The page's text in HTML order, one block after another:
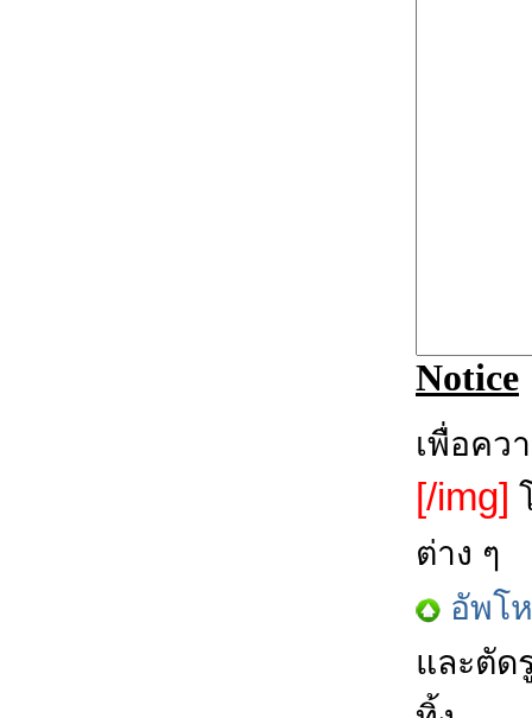
Notice
เพื่อคว
[/img]
ต่าง ๆ
อัพโ
และตัด